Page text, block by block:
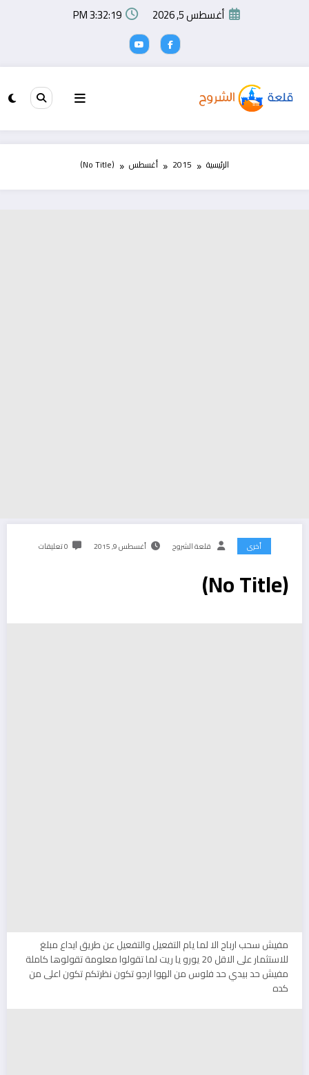
أغسطس 5, 2026 3:32:19 PM
الرئيسية 2015 أغسطس (No Title)
أخرى قلعة الشروح أغسطس 9, 2015 0 تعليقات
(No Title)
مفيش سحب ارباح الا لما يام التفعيل والتفعيل عن طريق ايداع مبلغ
للاستثمار على الاقل 20 يورو يا ريت لما تقولوا معلومة تقولوها كاملة
مفيش حد بيدي حد فلوس من الهوا ارجو تكون نظرتكم تكون اعلى من
كده